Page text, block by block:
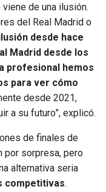
de una ilusión.
del Real Madrid o
desde hace
Madrid desde los
profesional hemos
para ver cómo
desde 2021,
a su futuro”, explicó.
de finales de
por sorpresa, pero
alternativa seria
competitivas.